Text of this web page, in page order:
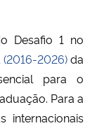
Desafio 1 no
2026)da
para o
Para a
internacionais